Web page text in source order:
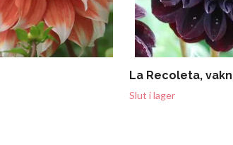
La Recoleta,
Slut i lager